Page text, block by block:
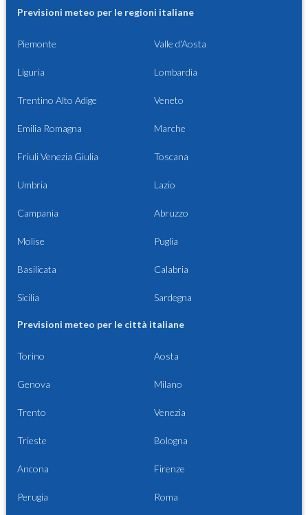
Previsioni meteo per le regioni italiane
Piemonte Valle d'Aosta
Liguria Lombardia
Trentino Alto Adige Veneto
Emilia Romagna Marche
Friuli Venezia Giulia Toscana
Umbria Lazio
Campania Abruzzo
Molise Puglia
Basilicata Calabria
Sicilia Sardegna
Previsioni meteo per le città italiane
Torino Aosta
Genova Milano
Trento Venezia
Trieste Bologna
Ancona Firenze
Perugia Roma